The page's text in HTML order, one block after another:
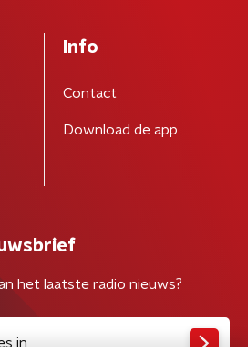
Info
Contact
Download de app
het laatste radio nieuws?